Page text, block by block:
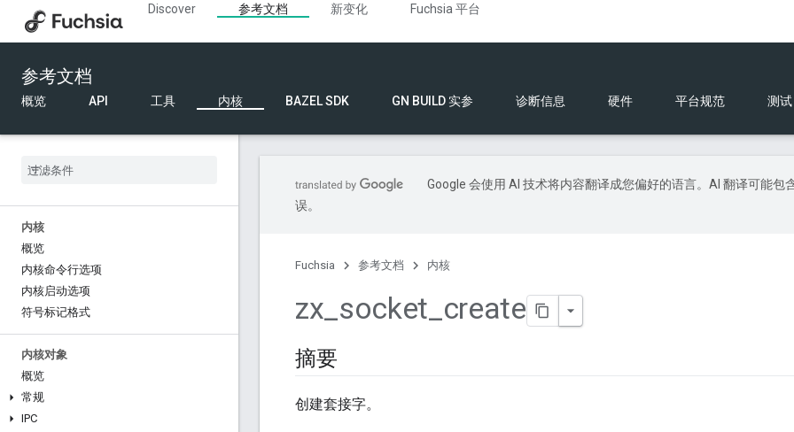
Discover 参考文档 新变化 Fuchsia 平台
参考文档
概览 API 工具 内核 BAZEL SDK GN BUILD 实参 诊断信息 硬件 平台规范 测试
内核
概览
内核命令行选项
内核启动选项
符号标记格式
内核对象
概览
常规
IPC
Google 会使用 AI 技术将内容翻译成您偏好的语言。AI 翻译可能包
误。
Fuchsia 参考文档 内核
zx_socket_create
摘要
创建套接字。